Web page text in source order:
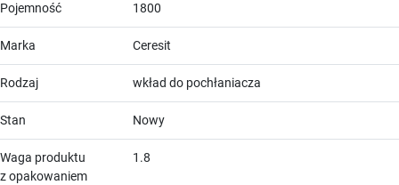
Pojemność 1800
Marka Ceresit
Rodzaj wkład do pochłaniacza
Stan Nowy
Waga produktu
z opakowaniem
1.8